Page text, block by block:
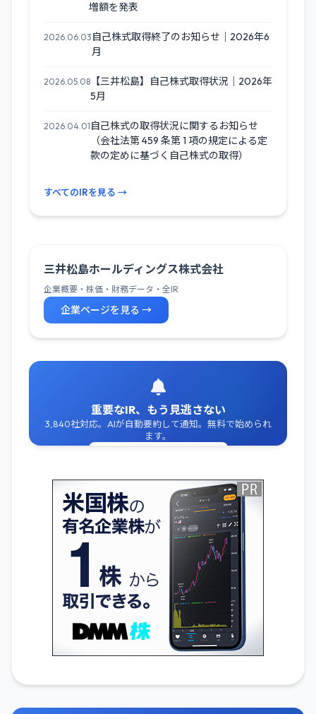
増額を発表
2026.06.03 自己株式取得終了のお知らせ｜2026年6
月
2026.05.08 【三井松島】自己株式取得状況｜2026年
5月
2026.04.01 自己株式の取得状況に関するお知らせ
（会社法第 459 条第 1 項の規定による定
款の定めに基づく自己株式の取得）
すべてのIRを見る →
三井松島ホールディングス株式会社
企業概要・株価・財務データ・全IR
企業ページを見る →
重要なIR、もう見逃さない
3,840社対応。AIが自動要約して通知。無料で始められ
ます。